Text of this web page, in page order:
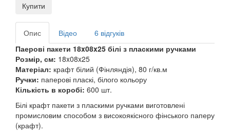
Купити
Опис Відео
6 відгуків
Паерові пакети 18x08x25 білі з пласкими ручками
Розмір, см: 18x08x25
Матеріал: крафт білий (Фінляндія), 80 г/кв.м
Ручки: паперові пласкі, білого кольору
Кількість в коробі: 600 шт.
Білі крафт пакети з пласкими ручками виготовлені
промисловим способом з високоякісного фінського паперу
(крафт).